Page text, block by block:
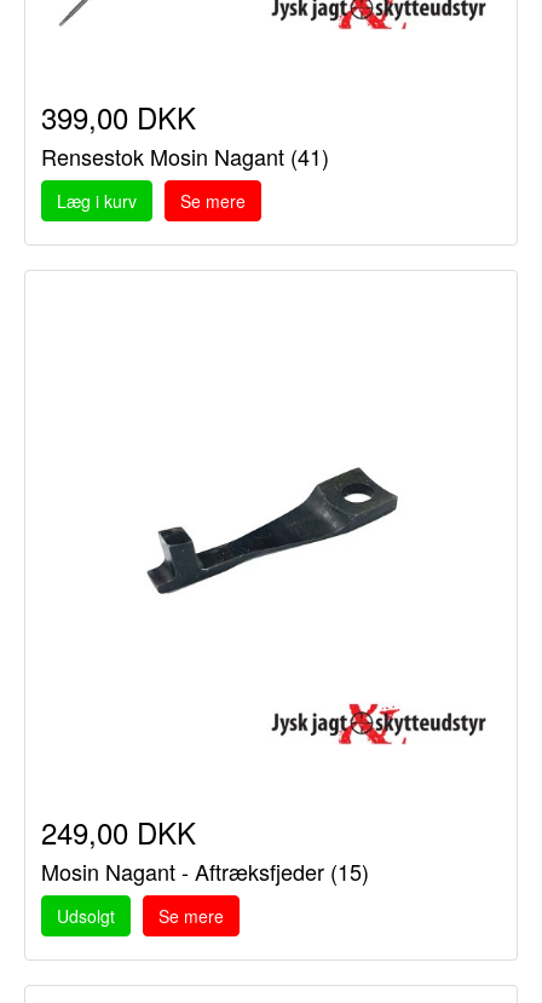
399,00 DKK
Rensestok Mosin Nagant (41)
Læg i kurv Se mere
249,00 DKK
Mosin Nagant - Aftræksfjeder (15)
Udsolgt Se mere